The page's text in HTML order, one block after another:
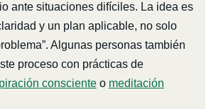
ante situaciones difíciles. La idea es
y un plan aplicable, no solo
Algunas personas también
proceso con prácticas de
conscienteo meditación